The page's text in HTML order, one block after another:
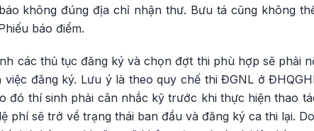
không đúng địa chỉ nhận thư. Bưu tá cũng không
báo điểm.
các thủ tục đăng ký và chọn đợt thi phù hợp sẽ phải
việc đăng ký. Lưu ý là theo quy chế thi ĐGNL ở
đó thí sinh phải cân nhắc kỹ trước khi thực hiện thao
phí sẽ trở về trạng thái ban đầu và đăng ký ca thi lại.